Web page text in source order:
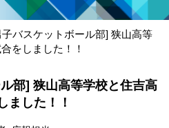
子バスケットボール部] 狭山高等
をしました！！
部] 狭山高等学校と住吉高
ました！！